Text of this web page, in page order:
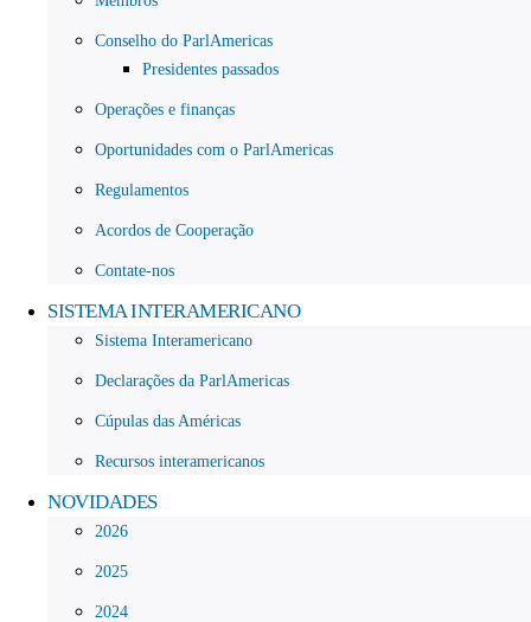
Conselho do ParlAmericas
Presidentes passados
Operações e finanças
Oportunidades com o ParlAmericas
Regulamentos
Acordos de Cooperação
Contate-nos
SISTEMA INTERAMERICANO
Sistema Interamericano
Declarações da ParlAmericas
Cúpulas das Américas
Recursos interamericanos
NOVIDADES
2026
2025
2024